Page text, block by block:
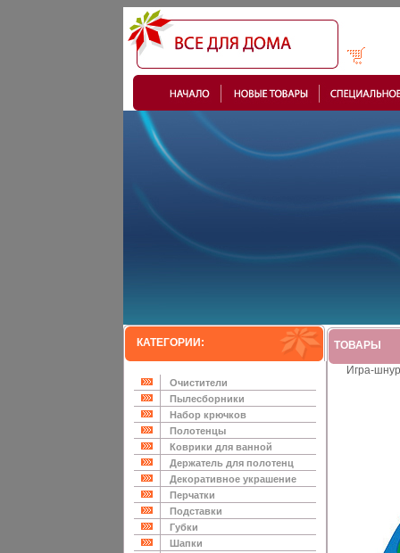
КАТЕГОРИИ:
Очистители
Пылесборники
Набор крючков
Полотенцы
Коврики для ванной
Держатель для полотенц
Декоративное украшение
Перчатки
Подставки
Губки
Шапки
ТОВАРЫ
Игра-